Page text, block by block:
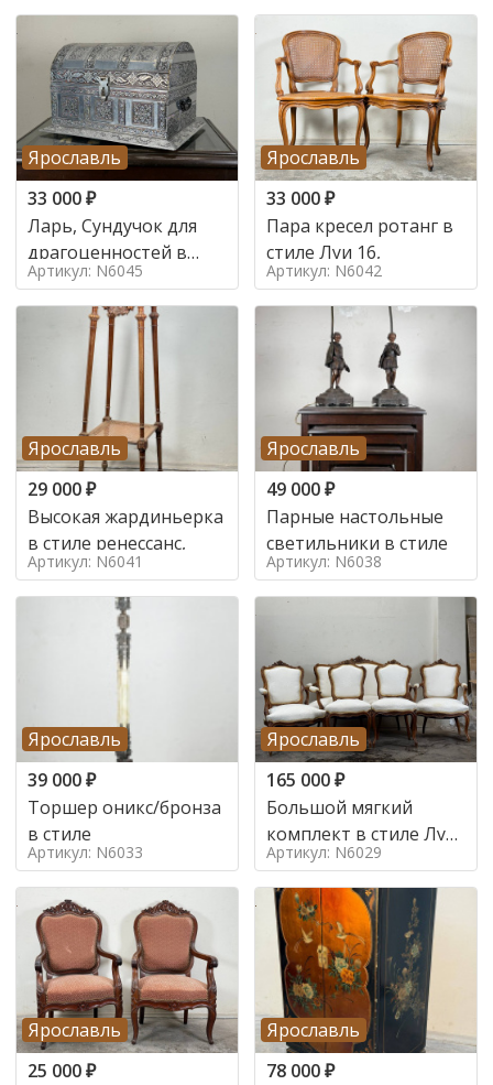
Ярославль
33 000₽
Ларь, Сундучок для
драгоценностей в
стиле
Артикул: N6045
Ярославль
33 000₽
Пара кресел ротанг в
стиле Луи 16,
Артикул: N6042
Ярославль
29 000₽
Высокая жардиньерка
в стиле ренессанс,
Артикул: N6041
Ярославль
49 000₽
Парные настольные
светильники в стиле
Артикул: N6038
Ярославль
39 000₽
Торшер оникс/бронза
в стиле
Артикул: N6033
Ярославль
165 000₽
Большой мягкий
комплект в стиле Луи
в стиле
Артикул: N6029
Ярославль
25 000₽
Ярославль
78 000₽